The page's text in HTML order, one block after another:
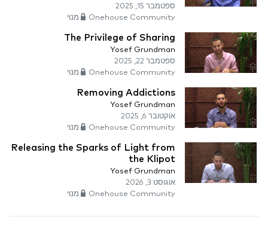
ספטמבר 15, 2025
Onehouse Community מנוי
The Privilege of Sharing
Yosef Grundman
ספטמבר 22, 2025
Onehouse Community מנוי
Removing Addictions
Yosef Grundman
אוקטובר 6, 2025
Onehouse Community מנוי
Releasing the Sparks of Light from
the Klipot
Yosef Grundman
אוגוסט 3, 2026
Onehouse Community מנוי